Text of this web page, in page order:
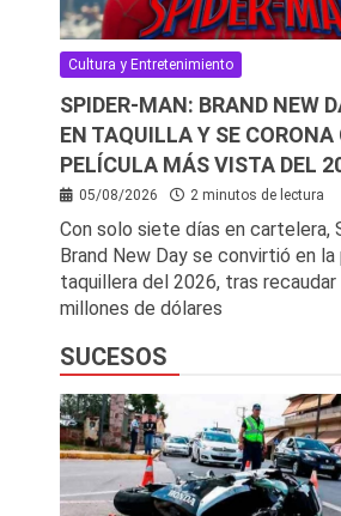
Cultura y Entretenimiento
SPIDER-MAN: BRAND NEW
EN TAQUILLA Y SE
PELÍCULA MÁS VISTA DEL
05/08/2026 2 minutos de lectura
Con solo siete días en cartelera,
Brand New Day se convirtió en
taquillera del 2026, tras recaudar
millones de dólares
SUCESOS